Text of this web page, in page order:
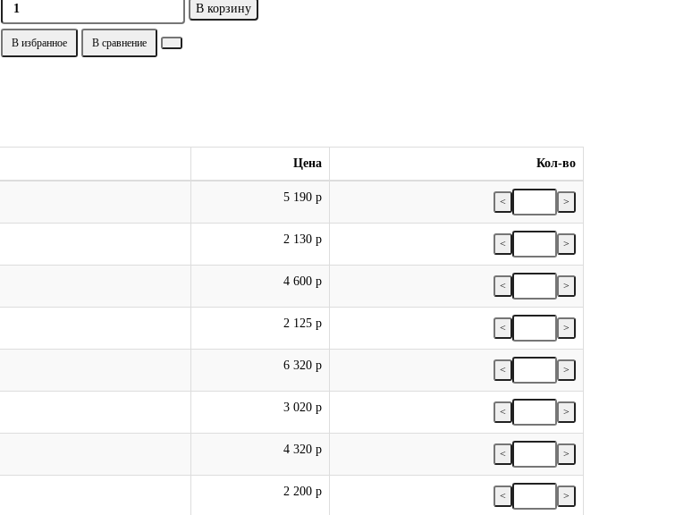
В корзину
В избранное В сравнение
Цена Кол-во
5 190 р < >
2 130 р < >
4 600 р < >
2 125 р < >
6 320 р < >
3 020 р < >
4 320 р < >
2 200 р < >